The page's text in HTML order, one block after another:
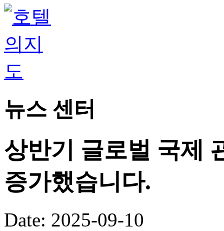
뉴스 센터
상반기 글로벌 국제
증가했습니다.
Date: 2025-09-10